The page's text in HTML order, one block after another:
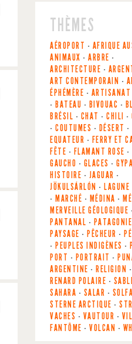
THÈMES
AÉROPORT - AFRIQUE
ANIMAUX - ARBRE -
ARCHITECTURE -
ART CONTEMPORAIN -
ÉPHÉMÈRE - ARTISANAT
- BATEAU - BIVOUAC -
BRÉSIL - CHAT - CHILI -
- COUTUMES - DÉSERT -
EQUATEUR - FERRY ET
FÊTE - FLAMANT ROSE -
GAUCHO - GLACES -
HISTOIRE - JAGUAR -
JÖKULSÁRLÓN - LAGUNE
- MARCHÉ - MÉDINA -
MERVEILLE GÉOLOGIQUE
PANTANAL - PATAGONIE
PAYSAGE - PÊCHEUR -
- PEUPLES INDIGÈNES -
PORT - PORTRAIT -
ARGENTINE - RELIGION -
RENARD POLAIRE -
SAHARA - SALAR -
STERNE ARCTIQUE -
VACHES - VAUTOUR -
FANTÔME - VOLCAN -